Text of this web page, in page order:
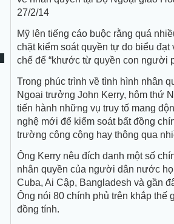
27/2/14
Mỹ lên tiếng cáo buộc rằng quá
chặt kiểm soát quyền tự do biểu
chế để “khước từ quyền con người
Trong phúc trình về tình hình nhân
Ngoại trưởng John Kerry, hôm thứ
tiến hành những vụ truy tố mang
nghệ mới để kiểm soát bất đồng
trường công cộng hay thông qua
Ông Kerry nêu đích danh một số
nhân quyền của người dân nước
Cuba, Ai Cập, Bangladesh và gần
Ông nói 80 chính phủ trên khắp
đồng tính.